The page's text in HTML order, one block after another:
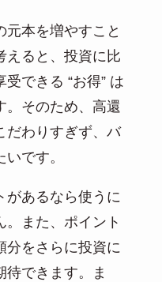
元本を増やすこと
えると、投資に比
できる “お得” は
。そのため、高還
だわりすぎず、バ
です。
があるなら使うに
。また、ポイント
分をさらに投資に
待できます。ま